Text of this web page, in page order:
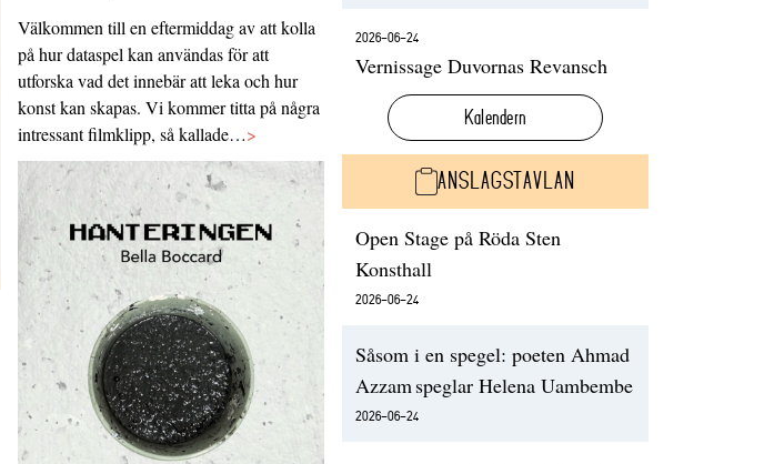
Välkommen till en eftermiddag av att kolla
på hur dataspel kan användas för att
utforska vad det innebär att leka och hur
konst kan skapas. Vi kommer titta på några
intressant filmklipp, så kallade…>
2026-06-24
Vernissage Duvornas Revansch
Kalendern
ANSLAGSTAVLAN
Open Stage på Röda Sten
Konsthall
2026-06-24
Såsom i en spegel: poeten Ahmad
Azzam speglar Helena Uambembe
2026-06-24